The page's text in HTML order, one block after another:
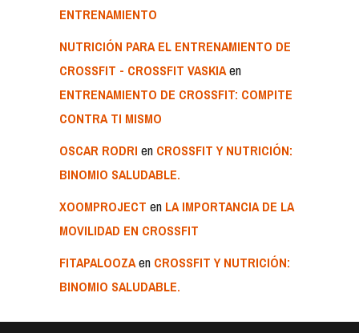
ENTRENAMIENTO
NUTRICIÓN PARA EL ENTRENAMIENTO DE
CROSSFIT - CROSSFIT VASKIAen
ENTRENAMIENTO DE CROSSFIT: COMPITE
CONTRA TI MISMO
OSCAR RODRI en CROSSFIT Y NUTRICIÓN:
BINOMIO SALUDABLE.
XOOMPROJECT en LA IMPORTANCIA DE LA
MOVILIDAD EN CROSSFIT
FITAPALOOZAen CROSSFIT Y NUTRICIÓN:
BINOMIO SALUDABLE.